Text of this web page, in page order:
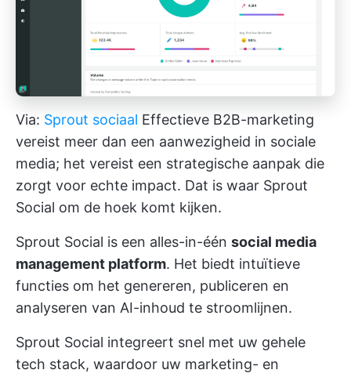
Via: Sprout sociaal Effectieve B2B-marketing
vereist meer dan een aanwezigheid in sociale
media; het vereist een strategische aanpak die
zorgt voor echte impact. Dat is waar Sprout
Social om de hoek komt kijken.
Sprout Social is een alles-in-één social media
management platform. Het biedt intuïtieve
functies om het genereren, publiceren en
analyseren van AI-inhoud te stroomlijnen.
Sprout Social integreert snel met uw gehele
tech stack, waardoor uw marketing- en